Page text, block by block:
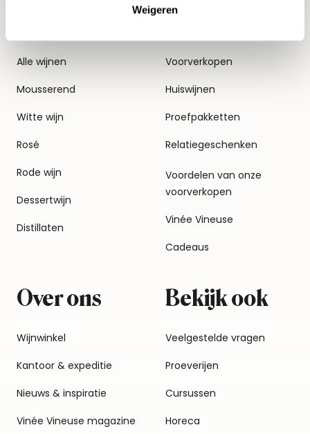
Weigeren
Alle wijnen
Mousserend
Witte wijn
Rosé
Rode wijn
Dessertwijn
Distillaten
Thema's
Voorverkopen
Huiswijnen
Proefpakketten
Relatiegeschenken
Voordelen van onze
voorverkopen
Vinée Vineuse
Cadeaus
Over ons
Wijnwinkel
Kantoor & expeditie
Nieuws & inspiratie
Vinée Vineuse magazine
Bekijk ook
Veelgestelde vragen
Proeverijen
Cursussen
Horeca